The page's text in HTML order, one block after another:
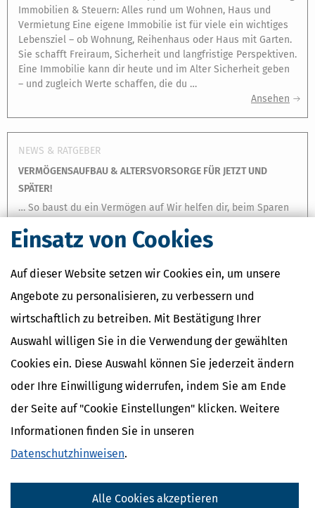
Einsatz von Cookies
Auf dieser Website setzen wir Cookies ein, um unsere
Angebote zu personalisieren, zu verbessern und
wirtschaftlich zu betreiben. Mit Bestätigung Ihrer
Auswahl willigen Sie in die Verwendung der gewählten
Cookies ein. Diese Auswahl können Sie jederzeit ändern
oder Ihre Einwilligung widerrufen, indem Sie am Ende
der Seite auf "Cookie Einstellungen" klicken. Weitere
Informationen finden Sie in unseren
Datenschutzhinweisen.
Alle Cookies akzeptieren
Immobilien & Steuern: Alles rund um Wohnen, Haus und
Vermietung Eine eigene Immobilie ist für viele ein wichtiges
Lebensziel – ob Wohnung, Reihenhaus oder Haus mit Garten.
Sie schafft Freiraum, Sicherheit und langfristige Perspektiven.
Eine Immobilie kann dir heute und im Alter Sicherheit geben
– und zugleich Werte schaffen, die du …
Ansehen
NEWS & RATGEBER
VERMÖGENSAUFBAU & ALTERSVORSORGE FÜR JETZT UND
SPÄTER!
… So baust du ein Vermögen auf Wir helfen dir, beim Sparen
und bei der Steuererklärung als Rentner oder Pensionär.
Steuertipps Altersvorsorge, Rente & Finanzen Altersvorsorge,
Rente und Pension Der Ruhestand kommt nicht aus heiterem
Himmel, denn der Übergang vom Arbeitsleben in die Rente
oder Pension steht: Wir alle wissen, dass wir um das 67.
Lebensjahr herum bzw. zum Teil auch etwas früher aus dem
aktiven Berufsleben ausscheiden werden. …
Ansehen
NEWS & RATGEBER
KRANKHEIT, BETREUUNG & PFLEGE: STEUERVERGÜNSTIGUNGEN
SORGEN FÜR FINANZIELLE ENTLASTUNG
… Krankheit, Betreuung & Pflege Wir helfen dir, auch in dieser
Liebsten ab Wir alle wünschen uns, lange gesund und fit zu